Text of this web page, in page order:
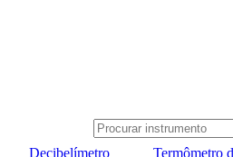
Decibelímetro Termômetro